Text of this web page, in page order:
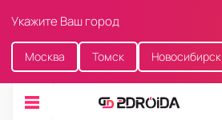
Укажите Ваш город
Москва Томск Новосибирск